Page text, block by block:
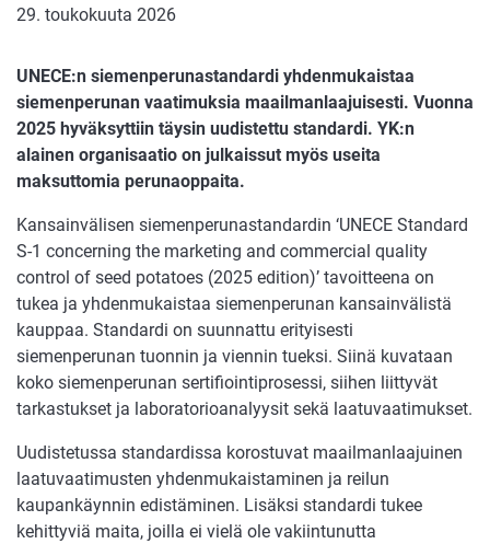
29. toukokuuta 2026
UNECE:n siemenperunastandardi yhdenmukaistaa
siemenperunan vaatimuksia maailmanlaajuisesti. Vuonna
2025 hyväksyttiin täysin uudistettu standardi. YK:n
alainen organisaatio on julkaissut myös useita
maksuttomia perunaoppaita.
Kansainvälisen siemenperunastandardin ‘UNECE Standard
S-1 concerning the marketing and commercial quality
control of seed potatoes (2025 edition)’ tavoitteena on
tukea ja yhdenmukaistaa siemenperunan kansainvälistä
kauppaa. Standardi on suunnattu erityisesti
siemenperunan tuonnin ja viennin tueksi. Siinä kuvataan
koko siemenperunan sertifiointiprosessi, siihen liittyvät
tarkastukset ja laboratorioanalyysit sekä laatuvaatimukset.
Uudistetussa standardissa korostuvat maailmanlaajuinen
laatuvaatimusten yhdenmukaistaminen ja reilun
kaupankäynnin edistäminen. Lisäksi standardi tukee
kehittyviä maita, joilla ei vielä ole vakiintunutta